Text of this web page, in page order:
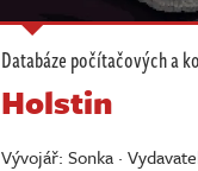
Databáze počítačových a
Holstin
Vývojář: Sonka ·